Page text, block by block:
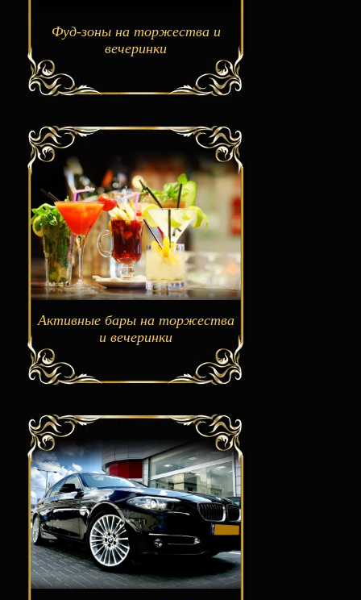
Фуд-зоны на торжества и
вечеринки
Активные бары на торжества
и вечеринки